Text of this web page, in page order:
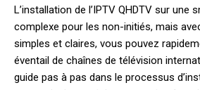
L’installation de l’IPTV QHDTV sur une
complexe pour les non-initiés, mais
simples et claires, vous pouvez
éventail de chaînes de télévision
guide pas à pas dans le processus